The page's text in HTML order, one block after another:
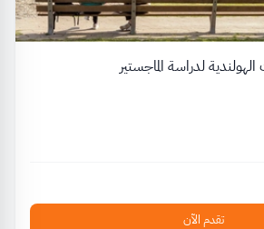
لدراسة الماجستير
تقدم الآن